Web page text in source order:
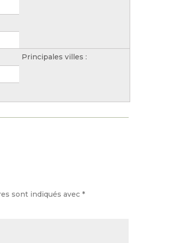
Principales villes :
sont indiqués avec *